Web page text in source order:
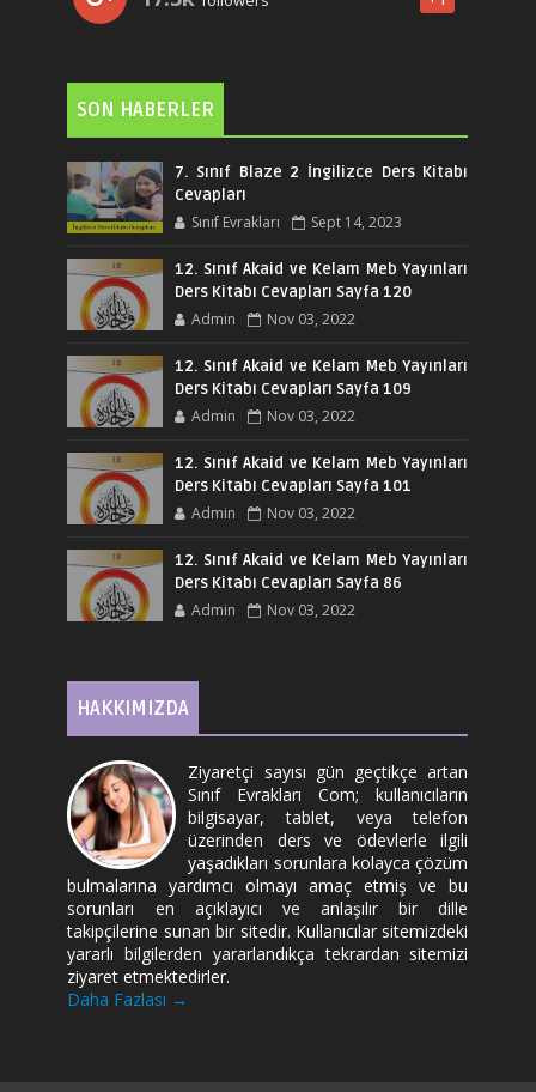
SON HABERLER
7. Sınıf Blaze 2 İngilizce Ders Kitabı
Cevapları
Sınıf Evrakları Sept 14, 2023
12. Sınıf Akaid ve Kelam Meb Yayınları
Ders Kitabı Cevapları Sayfa 120
Admin Nov 03, 2022
12. Sınıf Akaid ve Kelam Meb Yayınları
Ders Kitabı Cevapları Sayfa 109
Admin Nov 03, 2022
12. Sınıf Akaid ve Kelam Meb Yayınları
Ders Kitabı Cevapları Sayfa 101
Admin Nov 03, 2022
12. Sınıf Akaid ve Kelam Meb Yayınları
Ders Kitabı Cevapları Sayfa 86
Admin Nov 03, 2022
HAKKIMIZDA
Ziyaretçi sayısı gün geçtikçe artan
Sınıf Evrakları Com; kullanıcıların
bilgisayar, tablet, veya telefon
üzerinden ders ve ödevlerle ilgili
yaşadıkları sorunlara kolayca çözüm
bulmalarına yardımcı olmayı amaç etmiş ve bu
sorunları en açıklayıcı ve anlaşılır bir dille
takipçilerine sunan bir sitedir. Kullanıcılar sitemizdeki
yararlı bilgilerden yararlandıkça tekrardan sitemizi
ziyaret etmektedirler.
Daha Fazlası →